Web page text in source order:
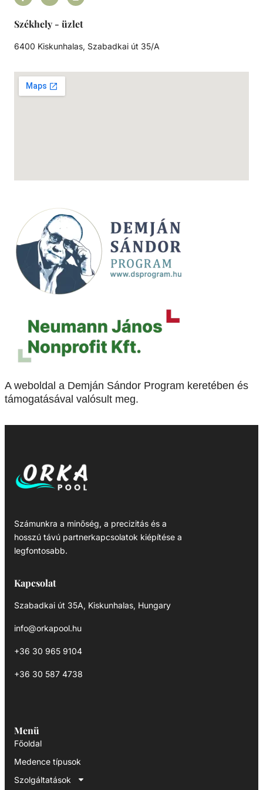
Székhely - üzlet
6400 Kiskunhalas, Szabadkai út 35/A
A weboldal a Demján Sándor Program keretében és
támogatásával valósult meg.
Számunkra a minőség, a precizitás és a
hosszú távú partnerkapcsolatok kiépítése a
legfontosabb.
Kapcsolat
Szabadkai út 35A, Kiskunhalas, Hungary
info@orkapool.hu
+36 30 965 9104
+36 30 587 4738
Menü
Főoldal
Medence típusok
Szolgáltatások